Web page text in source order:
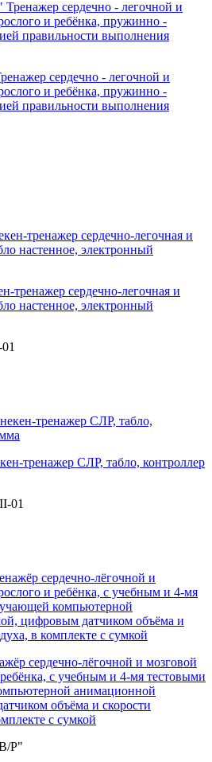
сердечно - легочной и
и ребёнка, пружинно -
правильности выполнения
тренажер сердечно-легочная и
настенное, электронный
тренажер СЛР, табло, контроллер
01
сердечно-лёгочной и мозговой
с учебным и 4-мя тестовыми
анимационной
объёма и скорости
с сумкой
Р"